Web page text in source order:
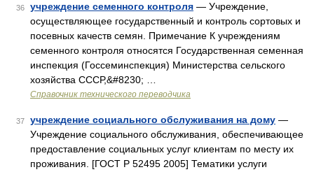
36 учреждение семенного контроля — Учреждение,
осуществляющее государственный и контроль сортовых и
посевных качеств семян. Примечание К учреждениям
семенного контроля относятся Государственная семенная
инспекция (Госсеминспекция) Министерства сельского
хозяйства СССР,&#8230; …
Справочник технического переводчика
37 учреждение социального обслуживания на дому —
Учреждение социального обслуживания, обеспечивающее
предоставление социальных услуг клиентам по месту их
проживания. [ГОСТ Р 52495 2005] Тематики услуги